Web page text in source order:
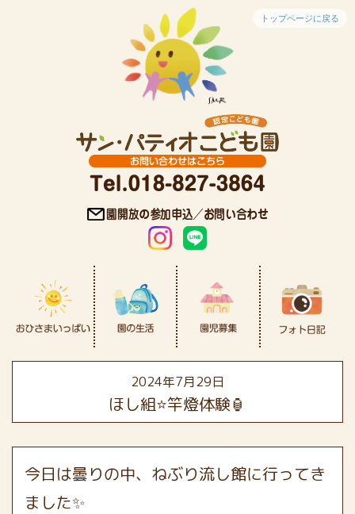
トップページに戻る
2024年7月29日
ほし組⭐️竿燈体験🏮
今日は曇りの中、ねぶり流し館に行ってき
ました✨